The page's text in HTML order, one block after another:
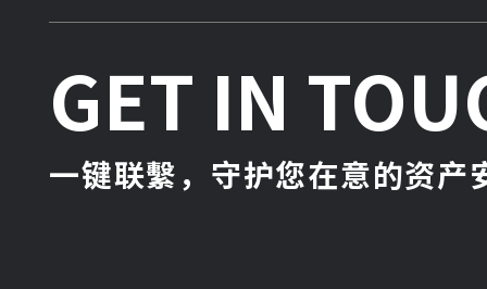
GET IN
一键联繫，守护您在意的资产